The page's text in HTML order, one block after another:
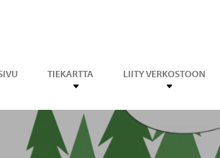
TIEKARTTA LIITY VERKOSTOON